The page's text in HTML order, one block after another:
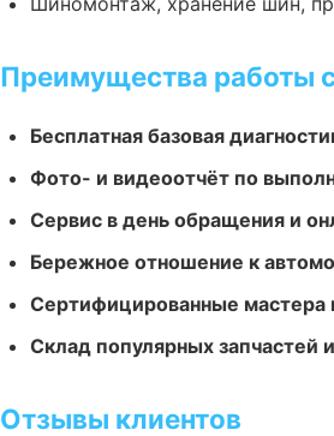
Преимущества работы
Бесплатная базовая
Фото- и видеоотчёт по
Сервис в день обращения и
Бережное отношение к
Сертифицированные мастера
Склад популярных запчастей
Отзывы клиентов